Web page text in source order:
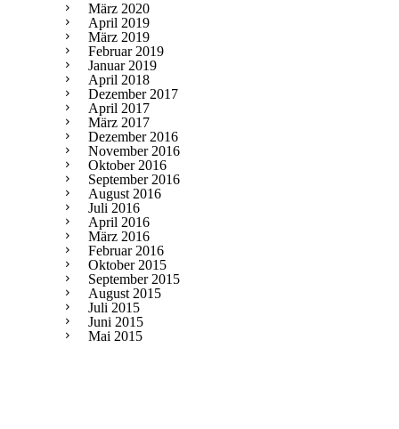
März 2020
April 2019
März 2019
Februar 2019
Januar 2019
April 2018
Dezember 2017
April 2017
März 2017
Dezember 2016
November 2016
Oktober 2016
September 2016
August 2016
Juli 2016
April 2016
März 2016
Februar 2016
Oktober 2015
September 2015
August 2015
Juli 2015
Juni 2015
Mai 2015